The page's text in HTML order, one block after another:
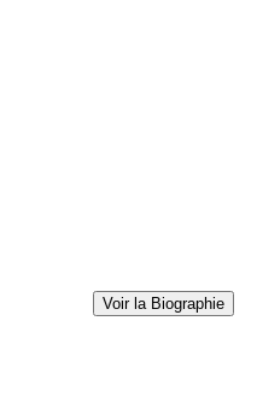
Voir la Biographie